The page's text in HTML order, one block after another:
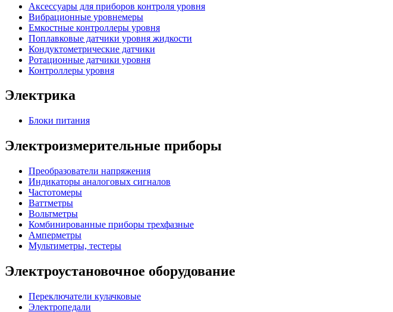
Аксессуары для приборов контроля уровня
Вибрационные уровнемеры
Емкостные контроллеры уровня
Поплавковые датчики уровня жидкости
Кондуктометрические датчики
Ротационные датчики уровня
Контроллеры уровня
Электрика
Блоки питания
Электроизмерительные приборы
Преобразователи напряжения
Индикаторы аналоговых сигналов
Частотомеры
Ваттметры
Вольтметры
Комбинированные приборы трехфазные
Амперметры
Мультиметры, тестеры
Электроустановочное оборудование
Переключатели кулачковые
Электропедали